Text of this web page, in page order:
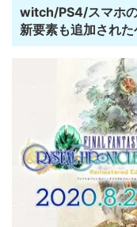
witch/PS4/スマホ
新要素も追加された